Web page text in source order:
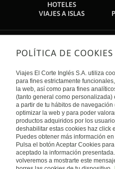
HOTELES
VIAJES A ISLAS
Sobre nosotros
Quiénes somos
Financiación
Sostenibilidad
Turismo accesible
Tarjeta El Corte Inglés
Trabaja con nosotros
El Corte Inglés
Canal Ético
Enlaces de interés
Guías de viaje
Catálogos
Auto check-in
Condiciones Generales
Política de privacidad
Política de cookies
Accesibilidad
Empresas/ Grupos
Internacional
España
Visita nuestro blog
POLÍTICA DE COOKIES
Viajes El Corte Inglés S.A. utiliza
para fines estrictamente
la web, así como para fines
(tanto general como
a partir de tu hábitos de
optimizar la web y para poder
productos adquiridos por los
deshabilitar estas cookies haz click
Puedes obtener más información
Pulsa el botón Aceptar Cookies
aceptado la información
volveremos a mostrarte este